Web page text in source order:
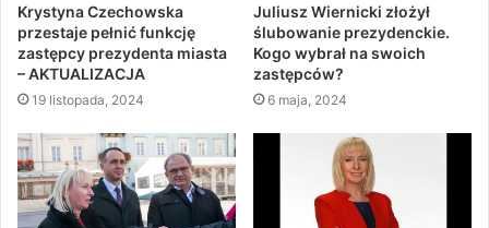
Krystyna Czechowska
przestaje pełnić funkcję
zastępcy prezydenta miasta
– AKTUALIZACJA
19 listopada, 2024
Juliusz Wiernicki złożył
ślubowanie prezydenckie.
Kogo wybrał na swoich
zastępców?
6 maja, 2024